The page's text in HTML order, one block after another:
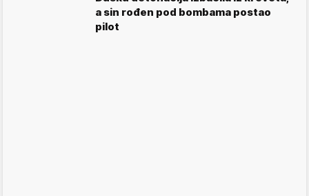
a sin rođen pod bombama postao
pilot